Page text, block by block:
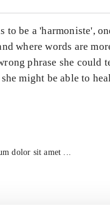
to be a 'harmoniste',
where words are
phrase she could
might be able to
dolor sit amet ...